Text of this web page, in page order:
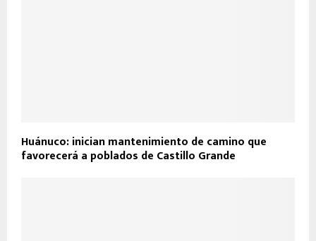
Huánuco: inician mantenimiento de camino que
favorecerá a poblados de Castillo Grande